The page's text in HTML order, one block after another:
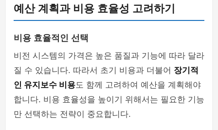
예산 계획과 비용 효율성 고려하기
비용 효율적인 선택
비전 시스템의 가격은 높은 품질과 기능에 따라 달라
질 수 있습니다. 따라서 초기 비용과 더불어 장기적
인 유지보수 비용도 함께 고려하여 예산을 계획해야
합니다. 비용 효율성을 높이기 위해서는 필요한 기능
만 선택하는 전략이 중요합니다.